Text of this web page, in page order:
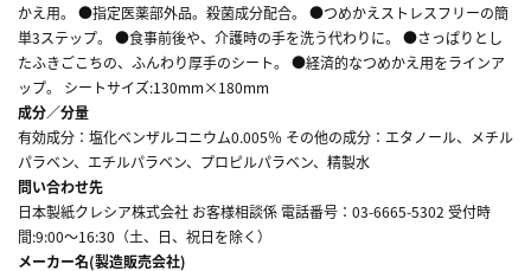
かえ用。 ●指定医薬部外品。殺菌成分配合。 ●つめかえストレスフリーの簡
単3ステップ。 ●食事前後や、介護時の手を洗う代わりに。 ●さっぱりとし
たふきごこちの、ふんわり厚手のシート。 ●経済的なつめかえ用をラインア
ップ。 シートサイズ:130mm×180mm
成分／分量
有効成分：塩化ベンザルコニウム0.005％ その他の成分：エタノール、メチル
パラベン、エチルパラベン、プロピルパラベン、精製水
問い合わせ先
日本製紙クレシア株式会社 お客様相談係 電話番号：03-6665-5302 受付時
間:9:00～16:30（土、日、祝日を除く）
メーカー名(製造販売会社)